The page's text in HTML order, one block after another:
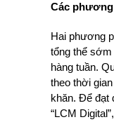
Các
Hai phương
tổng thể
hàng tuần.
theo thời
khăn. Để đạt
“LCM